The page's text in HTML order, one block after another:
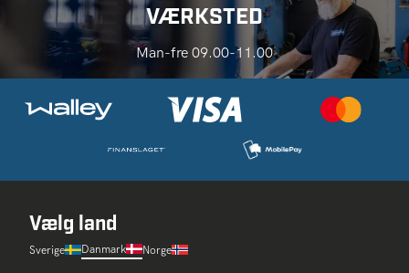
VÆRKSTED
Man-fre 09.00-11.00
Vælg land
Sverige Danmark Norge